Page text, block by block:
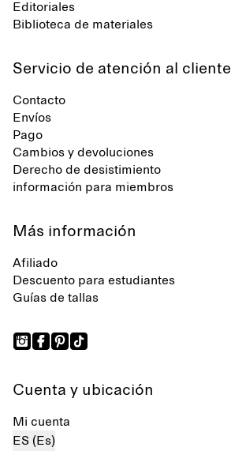
Editoriales
Biblioteca de materiales
Servicio de atención al cliente
Contacto
Envíos
Pago
Cambios y devoluciones
Derecho de desistimiento
información para miembros
Más información
Afiliado
Descuento para estudiantes
Guías de tallas
Cuenta y ubicación
Mi cuenta
ES (Es)